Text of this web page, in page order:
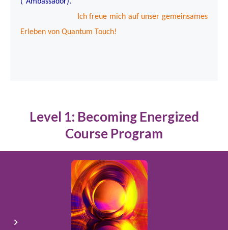
Ich freue mich auf unser gemeinsames
Erleben von Quantum Touch!
Level 1: Becoming Energized
Course Program